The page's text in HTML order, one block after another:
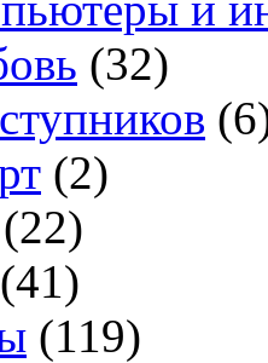
(32)
(2)
(22)
(41)
(119)